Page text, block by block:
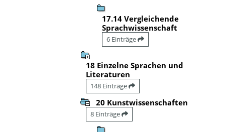
17.14 Vergleichende
Sprachwissenschaft
6 Einträge
18 Einzelne Sprachen und
Literaturen
148 Einträge
20 Kunstwissenschaften
8 Einträge